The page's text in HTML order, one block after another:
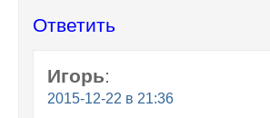
Ответить
Игорь:
2015-12-22 в 21:36